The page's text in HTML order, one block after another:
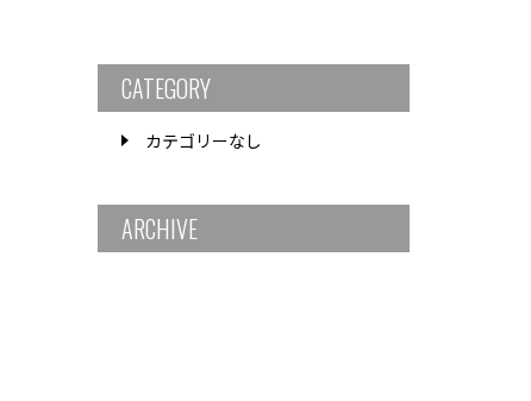
CATEGORY
カテゴリーなし
ARCHIVE